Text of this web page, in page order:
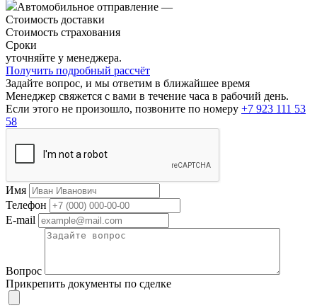
Автомобильное отправление —
Стоимость доставки
Стоимость страхования
Сроки
уточняйте у менеджера.
Получить подробный рассчёт
Задайте вопрос, и мы ответим в ближайшее время
Менеджер свяжется с вами в течение часа в рабочий день.
Если этого не произошло, позвоните по номеру +7 923 111 53
58
Имя
Телефон
E-mail
Вопрос
Прикрепить документы по сделке